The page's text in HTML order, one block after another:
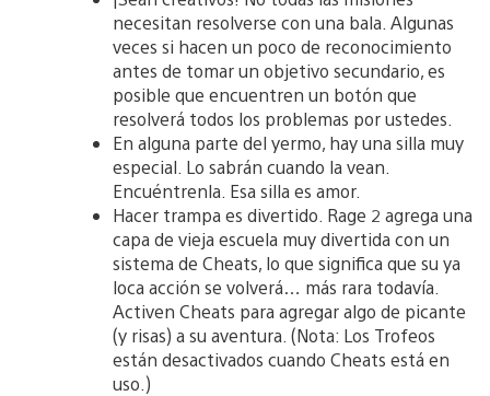
necesitan resolverse con una bala. Algunas
veces si hacen un poco de reconocimiento
antes de tomar un objetivo secundario, es
posible que encuentren un botón que
resolverá todos los problemas por ustedes.
En alguna parte del yermo, hay una silla muy
especial. Lo sabrán cuando la vean.
Encuéntrenla. Esa silla es amor.
Hacer trampa es divertido. Rage 2 agrega una
capa de vieja escuela muy divertida con un
sistema de Cheats, lo que significa que su ya
loca acción se volverá… más rara todavía.
Activen Cheats para agregar algo de picante
(y risas) a su aventura. (Nota: Los Trofeos
están desactivados cuando Cheats está en
uso.)